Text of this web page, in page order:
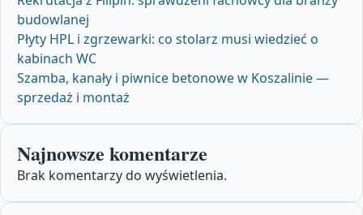
budowlanej
Płyty HPL i zgrzewarki: co stolarz musi wiedzieć o
kabinach WC
Szamba, kanały i piwnice betonowe w Koszalinie —
sprzedaż i montaż
Najnowsze komentarze
Brak komentarzy do wyświetlenia.